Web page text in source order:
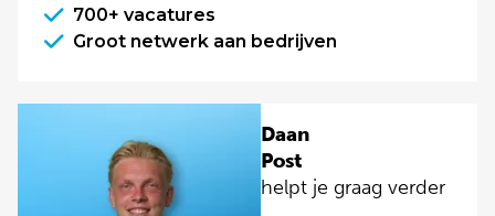
700+ vacatures
Groot netwerk aan bedrijven
Daan
Post
helpt je graag verder